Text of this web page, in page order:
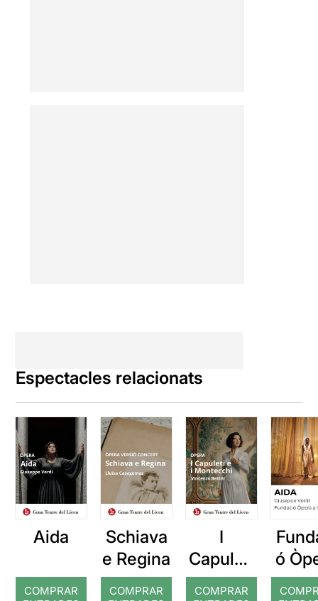
Espectacles relacionats
Aida
COMPRAR
Schiava
e Regina
COMPRAR
I
Capuleti
e i
COMPRAR
ó
a